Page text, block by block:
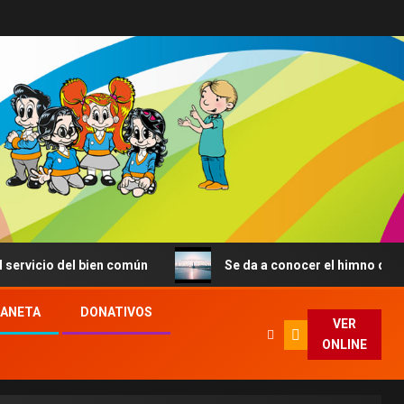
del bien común Se da a conocer el himno de la
DONATIVOS
VER
ONLINE